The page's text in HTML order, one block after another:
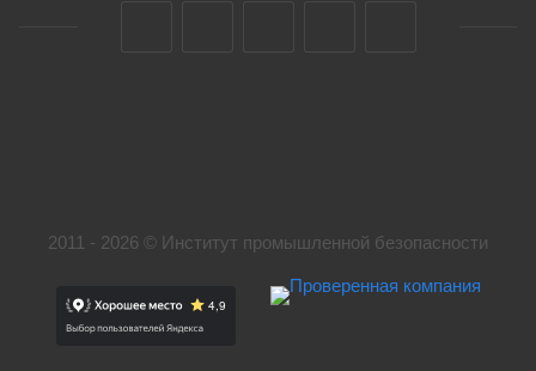
2011 - 2026 © Институт промышленной безопасности